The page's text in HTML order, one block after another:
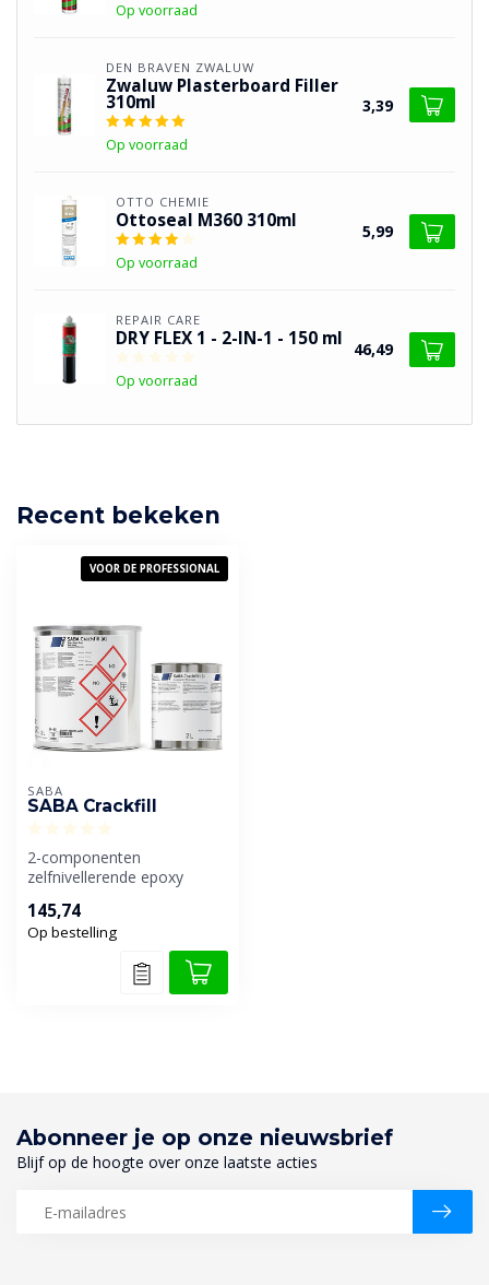
Op voorraad
DEN BRAVEN ZWALUW
Zwaluw Plasterboard Filler
310ml
Op voorraad
3,39
OTTO CHEMIE
Ottoseal M360 310ml
Op voorraad
5,99
REPAIR CARE
DRY FLEX 1 - 2-IN-1 - 150 ml
Op voorraad
46,49
Recent bekeken
VOOR DE PROFESSIONAL
SABA
SABA Crackfill
2-componenten
zelfnivellerende epoxy
voor afdichten ...
145,74
Op bestelling
Abonneer je op onze nieuwsbrief
Blijf op de hoogte over onze laatste acties